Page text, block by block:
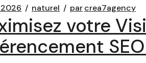
naturel parcrea7agency
votre